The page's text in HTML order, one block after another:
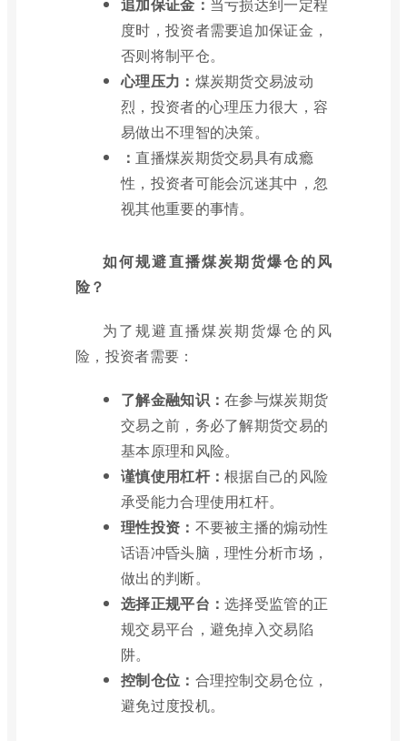
度时，投资者需要追加保证金，
否则将制平仓。
心理压力： 煤炭期货交易波动
烈，投资者的心理压力很大，容
易做出不理智的决策。
： 直播煤炭期货交易具有成瘾
性，投资者可能会沉迷其中，忽
视其他重要的事情。
如何规避直播煤炭期货爆仓的风
险？
为了规避直播煤炭期货爆仓的风
险，投资者需要：
了解金融知识：在参与煤炭期货
交易之前，务必了解期货交易的
基本原理和风险。
谨慎使用杠杆：根据自己的风险
承受能力合理使用杠杆。
理性投资： 不要被主播的煽动性
话语冲昏头脑，理性分析市场，
做出的判断。
选择正规平台：选择受监管的正
规交易平台，避免掉入交易陷
阱。
控制仓位： 合理控制交易仓位，
避免过度投机。